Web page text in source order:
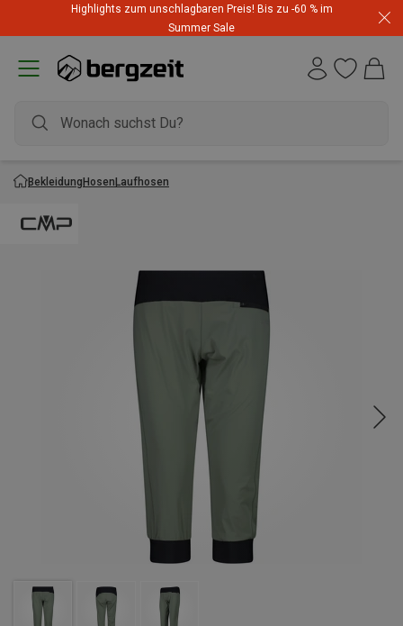
Highlights zum unschlagbaren Preis! Bis zu -60 % im
Summer Sale
BekleidungHosenLaufhosen